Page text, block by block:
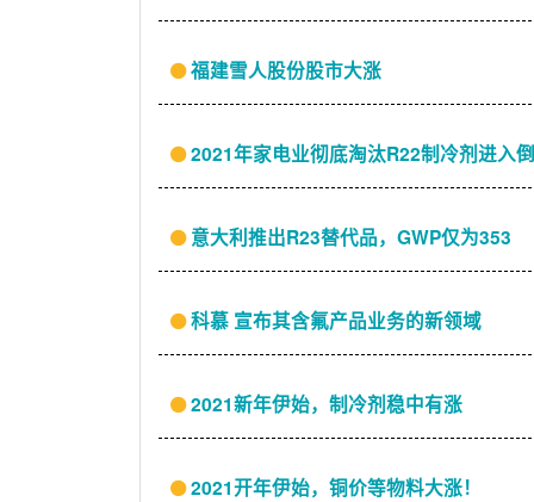
福建雪人股份股市大涨
2021年家电业彻底淘汰R22制冷剂进入
意大利推出R23替代品，GWP仅为353
科慕 宣布其含氟产品业务的新领域
2021新年伊始，制冷剂稳中有涨
2021开年伊始，铜价等物料大涨！